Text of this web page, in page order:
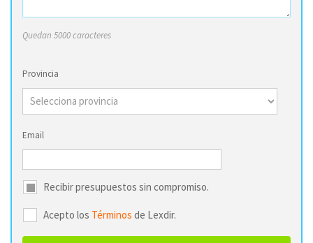
Quedan 5000 caracteres
Provincia
Email
Recibir presupuestos sin compromiso.
Acepto los Términos de Lexdir.